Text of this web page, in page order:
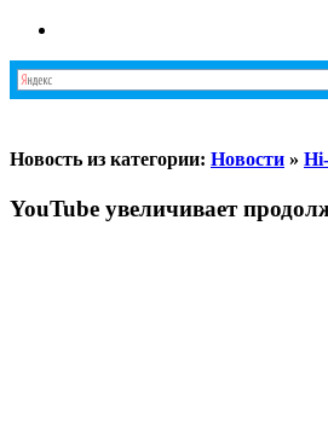
Новость из категории: Новости »
YouTube увеличивает